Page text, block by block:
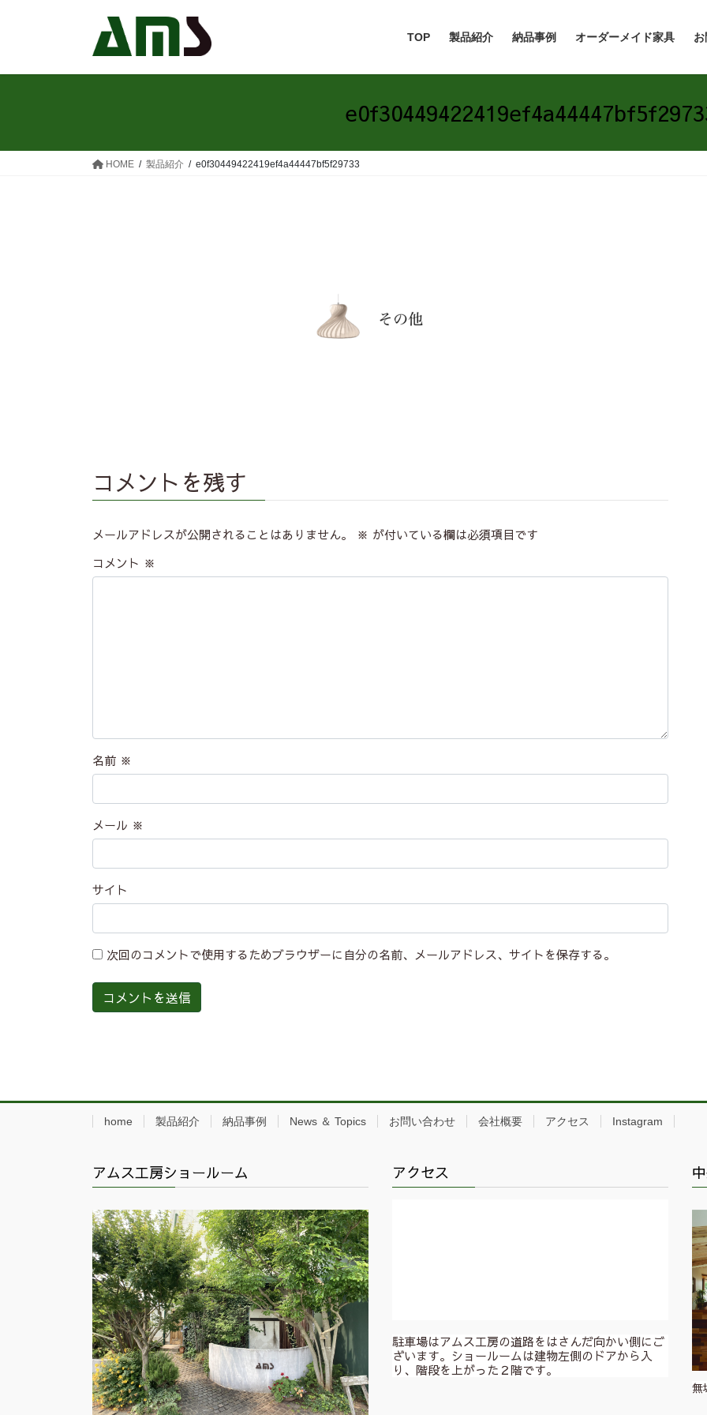
TOP 製品紹介 納品事例 オーダーメイド家具
HOME 製品紹介 e0f30449422419ef4a44447bf5f29733
コメントを残す
メールアドレスが公開されることはありません。 ※ が付いている欄は必須項目です
コメント ※
名前 ※
メール ※
サイト
次回のコメントで使用するためブラウザーに自分の名前、メールアドレス、サイトを保存する。
home 製品紹介 納品事例 News ＆ Topics お問い合わせ 会社概要 アクセス Instagram
アムス工房ショールーム アクセス
駐車場はアムス工房の道路をはさんだ向かい側にご
ざいます。ショールームは建物左側のドアから入
り、階段を上がった２階です。
無